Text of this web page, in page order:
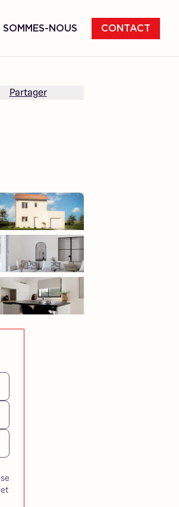
SOMMES-NOUS CONTACT
Partager